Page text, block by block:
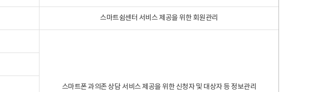
스마트쉼센터 서비스 제공을 위한 회원관리
스마트폰 과의존 상담 서비스 제공을 위한 신청자 및 대상자 등 정보관리